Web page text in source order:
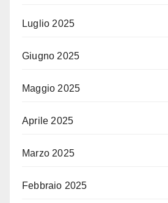
Luglio 2025
Giugno 2025
Maggio 2025
Aprile 2025
Marzo 2025
Febbraio 2025